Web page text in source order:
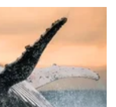
कोण आहे
किंमतही